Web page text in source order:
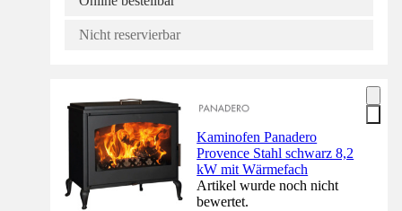
Nicht reservierbar
Kaminofen Panadero
Provence Stahl schwarz 8,2
kW mit Wärmefach
Artikel wurde noch nicht
bewertet.